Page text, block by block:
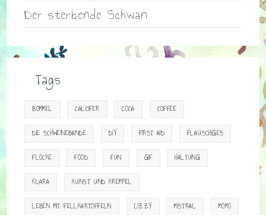
Der sterbende Schwan
Tags
BOMMEL CALCIFER COCA COFFEE
DIE SCHWEINEBANDE DIY FIRST AID FLAUSCHIGES
FLOCKE FOOD FUN GIF HALTUNG
KLARA KUNST UND KREMPEL
LEBEN MIT FELLKARTOFFELN LIZZY MISTRAL MOMO